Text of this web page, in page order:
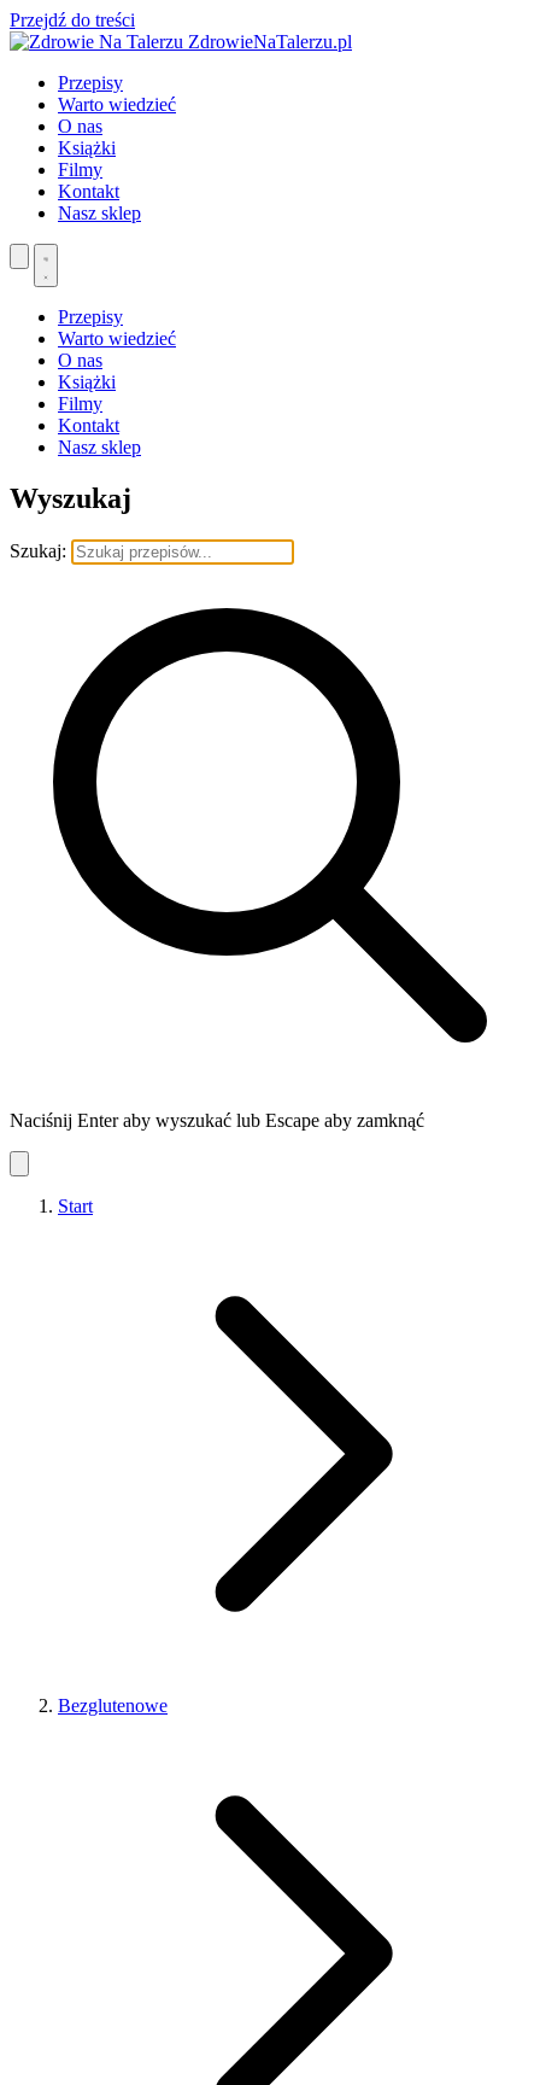
Przejdź do treści
ZdrowieNaTalerzu.pl
Przepisy
Warto wiedzieć
O nas
Książki
Filmy
Kontakt
Nasz sklep
Przepisy
Warto wiedzieć
O nas
Książki
Filmy
Kontakt
Nasz sklep
Wyszukaj
Szukaj:
Naciśnij Enter aby wyszukać lub Escape aby zamknąć
Start
Bezglutenowe